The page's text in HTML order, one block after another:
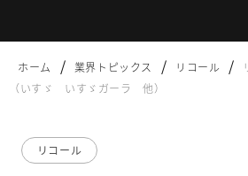
ホーム / 業界トピックス / リコール /
（いすゞ いすゞガーラ 他）
リコール